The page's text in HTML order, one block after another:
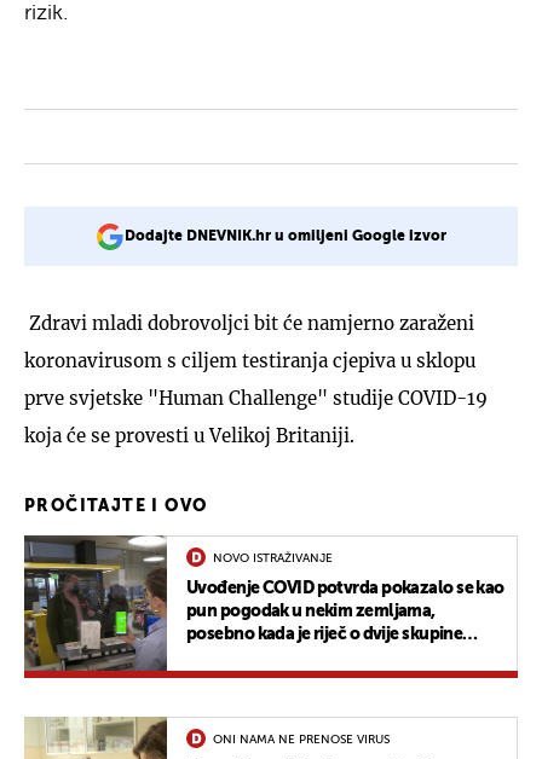
rizik.
Dodajte DNEVNIK.hr u omiljeni Google izvor
Zdravi mladi dobrovoljci bit će namjerno zaraženi
koronavirusom s ciljem testiranja cjepiva u sklopu
prve svjetske "Human Challenge" studije COVID-19
koja će se provesti u Velikoj Britaniji.
PROČITAJTE I OVO
NOVO ISTRAŽIVANJE
Uvođenje COVID potvrda pokazalo se kao
pun pogodak u nekim zemljama,
posebno kada je riječ o dvije skupine
ONI NAMA NE PRENOSE VIRUS